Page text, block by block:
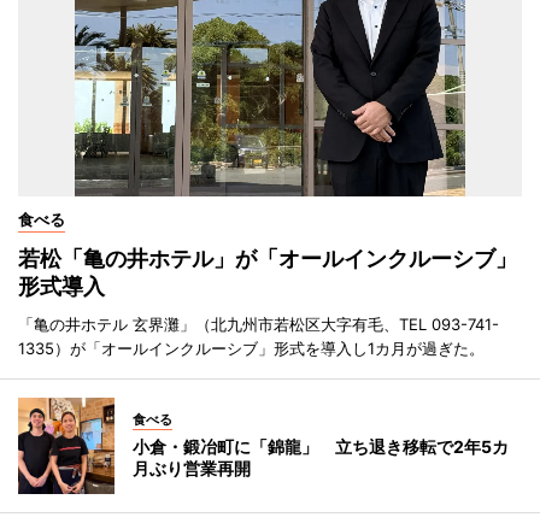
食べる
若松「亀の井ホテル」が「オールインクルーシブ」
形式導入
「亀の井ホテル 玄界灘」（北九州市若松区大字有毛、TEL 093-741-
1335）が「オールインクルーシブ」形式を導入し1カ月が過ぎた。
食べる
小倉・鍛冶町に「錦龍」 立ち退き移転で2年5カ
月ぶり営業再開